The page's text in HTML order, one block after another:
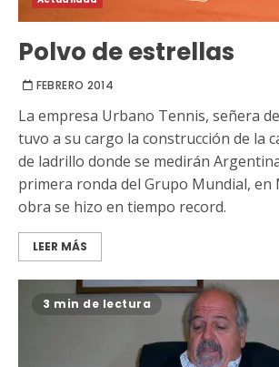
Polvo de estrellas
FEBRERO 2014
La empresa Urbano Tennis, señera
tuvo a su cargo la construcción de la
de ladrillo donde se medirán
primera ronda del Grupo Mundial, en
obra se hizo en tiempo record.
LEER MÁS
3 min de lectura